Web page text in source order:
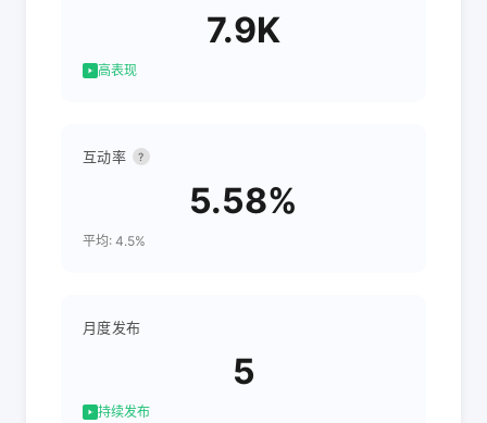
7.9K
高表现
互动率 ?
5.58%
平均: 4.5%
月度发布
5
持续发布